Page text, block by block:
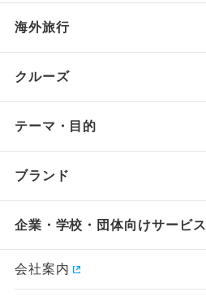
海外旅行
クルーズ
テーマ・目的
ブランド
企業・学校・団体向けサービス
会社案内